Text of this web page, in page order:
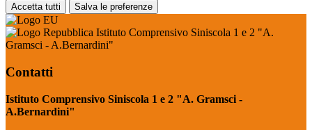
Accetta tutti Salva le preferenze
Istituto Comprensivo Siniscola 1 e 2 "A.
Gramsci - A.Bernardini"
Contatti
Istituto Comprensivo Siniscola 1 e 2 "A. Gramsci -
A.Bernardini"